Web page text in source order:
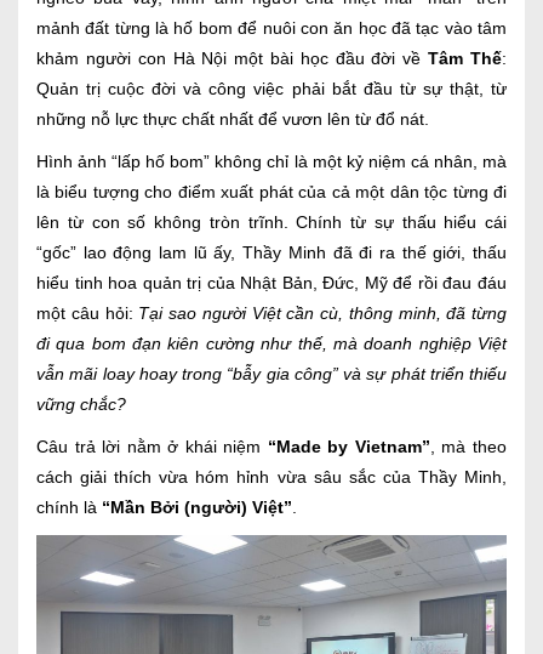
mảnh đất từng là hố bom để nuôi con ăn học đã tạc vào tâm
khảm người con Hà Nội một bài học đầu đời vềTâm Thế:
Quản trị cuộc đời và công việc phải bắt đầu từ sự thật, từ
những nỗ lực thực chất nhất để vươn lên từ đổ nát.
Hình ảnh “lấp hố bom” không chỉ là một kỷ niệm cá nhân, mà
là biểu tượng cho điểm xuất phát của cả một dân tộc từng đi
lên từ con số không tròn trĩnh. Chính từ sự thấu hiểu cái
“gốc” lao động lam lũ ấy, Thầy Minh đã đi ra thế giới, thấu
hiểu tinh hoa quản trị của Nhật Bản, Đức, Mỹ để rồi đau đáu
một câu hỏi: Tại sao người Việt cần cù, thông minh, đã từng
đi qua bom đạn kiên cường như thế, mà doanh nghiệp Việt
vẫn mãi loay hoay trong “bẫy gia công” và sự phát triển thiếu
vững chắc?
Câu trả lời nằm ở khái niệm “Made by Vietnam” , mà theo
cách giải thích vừa hóm hỉnh vừa sâu sắc của Thầy Minh,
chính là “Mần Bởi (người) Việt”